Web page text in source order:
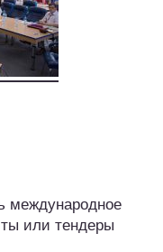
международное
или тендеры